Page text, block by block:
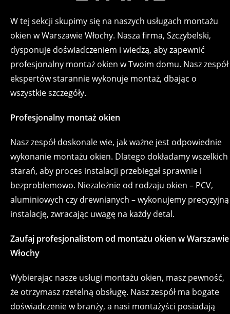
W tej sekcji skupimy się na naszych usługach montażu
okien w Warszawie Włochy. Nasza firma, Szczybelski,
dysponuje doświadczeniem i wiedzą, aby zapewnić
profesjonalny montaż okien w Twoim domu. Nasz zespół
ekspertów starannie wykonuje montaż, dbając o
wszystkie szczegóły.
Profesjonalny montaż okien
Nasz zespół doskonale wie, jak ważne jest odpowiednie
wykonanie montażu okien. Dlatego dokładamy wszelkich
starań, aby proces instalacji przebiegał sprawnie i
bezproblemowo. Niezależnie od rodzaju okien – PCV,
aluminiowych czy drewnianych – wykonujemy precyzyjną
instalację, zwracając uwagę na każdy detal.
Zaufaj profesjonalistom od montażu okien w Warszawie
Włochy
Wybierając nasze usługi montażu okien, masz pewność,
że otrzymasz rzetelną obsługę. Nasz zespół ma bogate
doświadczenie w branży, a nasi montażyści posiadają